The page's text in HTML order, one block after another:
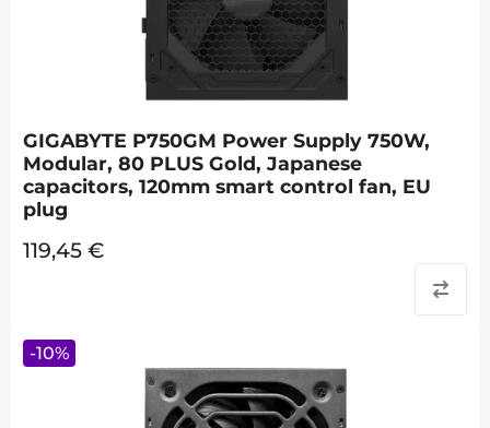
GIGABYTE P750GM Power Supply 750W,
Modular, 80 PLUS Gold, Japanese
capacitors, 120mm smart control fan, EU
plug
119,45 €
-10%